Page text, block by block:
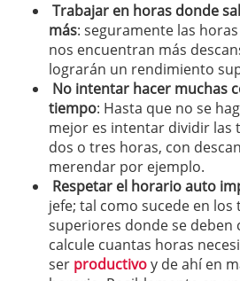
Trabajar en horas donde
más: seguramente las
nos encuentran más
lograrán un rendimiento
No intentar hacer muchas
tiempo: Hasta que no se
mejor es intentar dividir las
dos o tres horas, con
merendar por ejemplo.
Respetar el horario auto
jefe; tal como sucede en los
superiores donde se
calcule cuantas horas
ser productivoy de ahí en